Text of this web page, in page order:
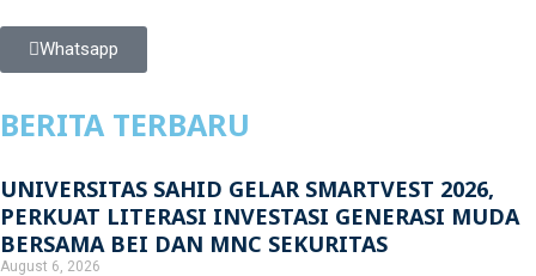
Whatsapp
BERITA TERBARU
UNIVERSITAS SAHID GELAR SMARTVEST 2026,
PERKUAT LITERASI INVESTASI GENERASI MUDA
BERSAMA BEI DAN MNC SEKURITAS
August 6, 2026